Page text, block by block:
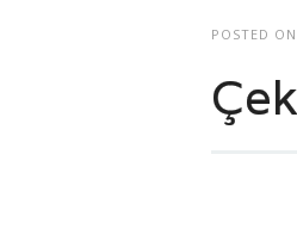
POSTED ON